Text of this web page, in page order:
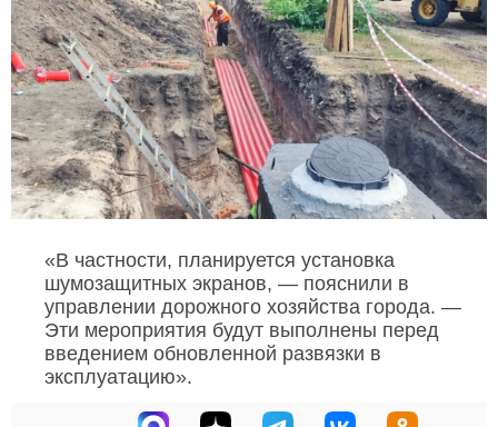
«В частности, планируется установка
шумозащитных экранов, — пояснили в
управлении дорожного хозяйства города. —
Эти мероприятия будут выполнены перед
введением обновленной развязки в
эксплуатацию».